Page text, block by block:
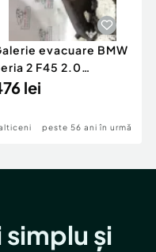
evacuare BMW
2 F45 2.0
2016
lei
peste 56 ani în urmă
și